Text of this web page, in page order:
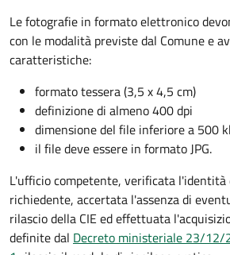
Le fotografie in formato elettronico
con le modalità previste dal Comune e
caratteristiche:
formato tessera (3,5 x 4,5 cm)
definizione di almeno 400 dpi
dimensione del file inferiore a 500
il file deve essere in formato JPG.
L'ufficio competente, verificata l'identità
richiedente, accertata l'assenza di
rilascio della CIE ed effettuata
definite dal Decreto ministeriale 23/12/